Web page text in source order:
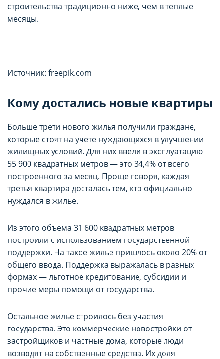
строительства традиционно ниже, чем в теплые
месяцы.
Источник: freepik.com
Кому достались новые квартиры
Больше трети нового жилья получили граждане,
которые стоят на учете нуждающихся в улучшении
жилищных условий. Для них ввели в эксплуатацию
55 900 квадратных метров — это 34,4% от всего
построенного за месяц. Проще говоря, каждая
третья квартира досталась тем, кто официально
нуждался в жилье.
Из этого объема 31 600 квадратных метров
построили с использованием государственной
поддержки. На такое жилье пришлось около 20% от
общего ввода. Поддержка выражалась в разных
формах — льготное кредитование, субсидии и
прочие меры помощи от государства.
Остальное жилье строилось без участия
государства. Это коммерческие новостройки от
застройщиков и частные дома, которые люди
возводят на собственные средства. Их доля